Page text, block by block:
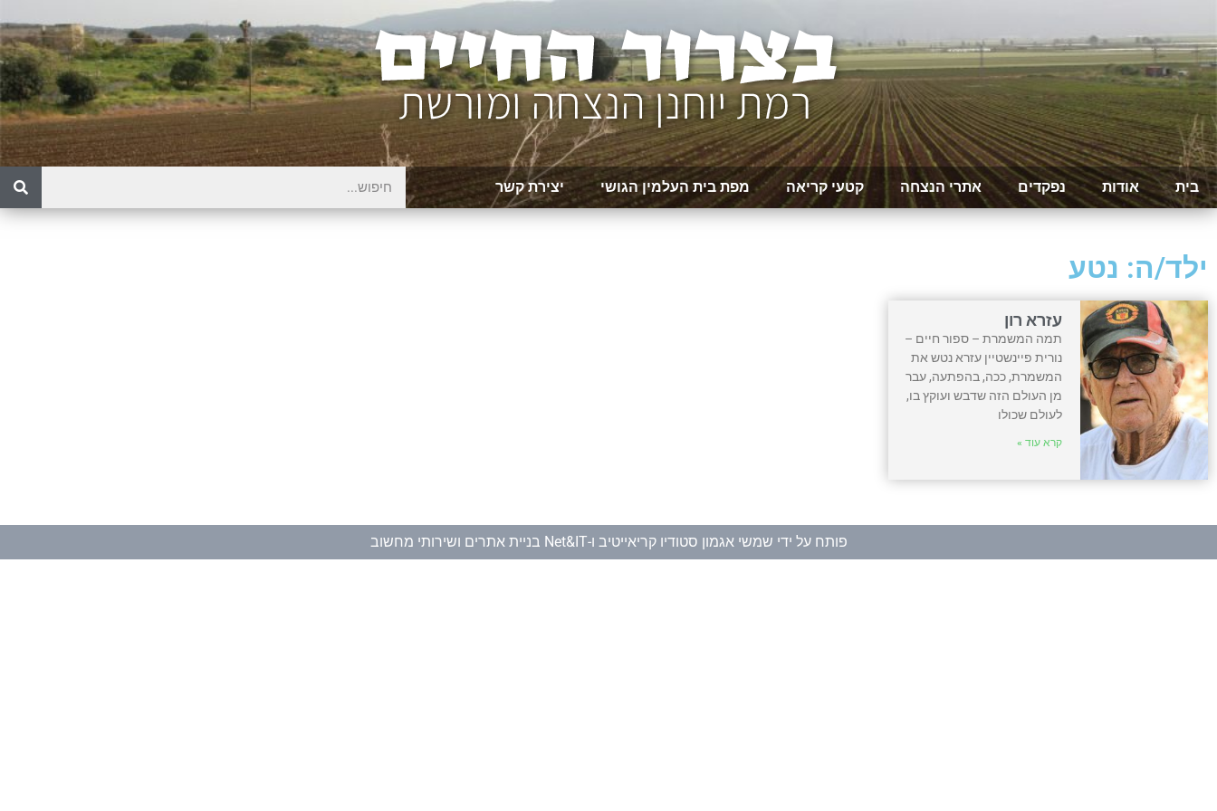
בית אודות נפקדים אתרי הנצחה קטעי קריאה מפת בית העלמין הגושי יצירת קשר
ילד/ה: נטע
עזרא רון
תמה המשמרת – ספור חיים –
נורית פיינשטיין עזרא נטש את
המשמרת, ככה, בהפתעה, עבר
מן העולם הזה שדבש ועוקץ בו,
לעולם שכולו
קרא עוד »
פותח על ידי שמשי אגמון סטודיו קריאייטיב ו-Net&IT בניית אתרים ושירותי מחשוב